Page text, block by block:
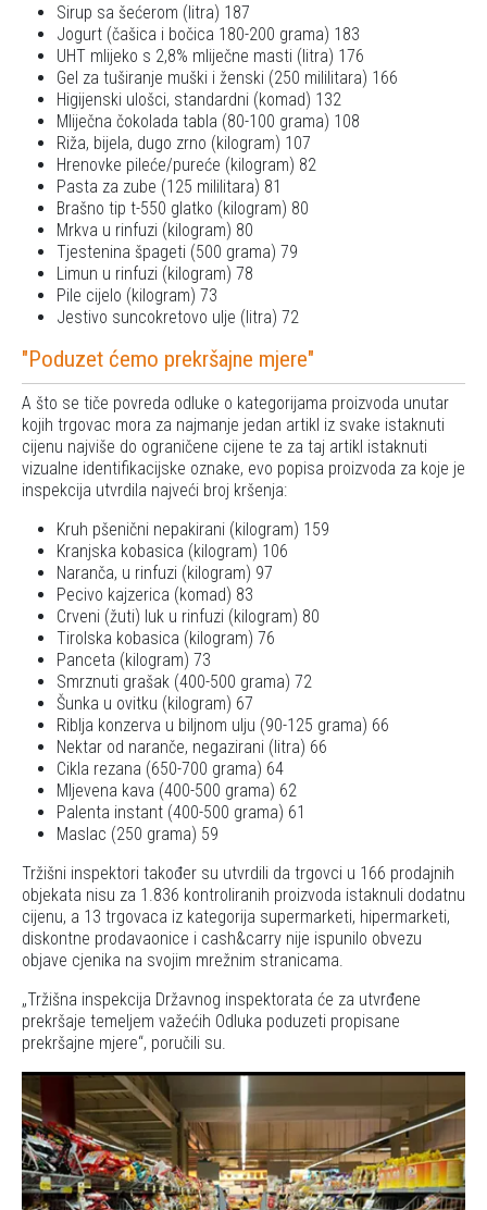
Sirup sa šećerom (litra) 187
Jogurt (čašica i bočica 180-200 grama) 183
UHT mlijeko s 2,8% mliječne masti (litra) 176
Gel za tuširanje muški i ženski (250 mililitara) 166
Higijenski ulošci, standardni (komad) 132
Mliječna čokolada tabla (80-100 grama) 108
Riža, bijela, dugo zrno (kilogram) 107
Hrenovke pileće/pureće (kilogram) 82
Pasta za zube (125 mililitara) 81
Brašno tip t-550 glatko (kilogram) 80
Mrkva u rinfuzi (kilogram) 80
Tjestenina špageti (500 grama) 79
Limun u rinfuzi (kilogram) 78
Pile cijelo (kilogram) 73
Jestivo suncokretovo ulje (litra) 72
"Poduzet ćemo prekršajne mjere"
A što se tiče povreda odluke o kategorijama proizvoda unutar
kojih trgovac mora za najmanje jedan artikl iz svake istaknuti
cijenu najviše do ograničene cijene te za taj artikl istaknuti
vizualne identifikacijske oznake, evo popisa proizvoda za koje je
inspekcija utvrdila najveći broj kršenja:
Kruh pšenični nepakirani (kilogram) 159
Kranjska kobasica (kilogram) 106
Naranča, u rinfuzi (kilogram) 97
Pecivo kajzerica (komad) 83
Crveni (žuti) luk u rinfuzi (kilogram) 80
Tirolska kobasica (kilogram) 76
Panceta (kilogram) 73
Smrznuti grašak (400-500 grama) 72
Šunka u ovitku (kilogram) 67
Riblja konzerva u biljnom ulju (90-125 grama) 66
Nektar od naranče, negazirani (litra) 66
Cikla rezana (650-700 grama) 64
Mljevena kava (400-500 grama) 62
Palenta instant (400-500 grama) 61
Maslac (250 grama) 59
Tržišni inspektori također su utvrdili da trgovci u 166 prodajnih
objekata nisu za 1.836 kontroliranih proizvoda istaknuli dodatnu
cijenu, a 13 trgovaca iz kategorija supermarketi, hipermarketi,
diskontne prodavaonice i cash&carry nije ispunilo obvezu
objave cjenika na svojim mrežnim stranicama.
Tržišna inspekcija Državnog inspektorata će za utvrđene
prekršaje temeljem važećih Odluka poduzeti propisane
prekršajne mjere , poručili su.